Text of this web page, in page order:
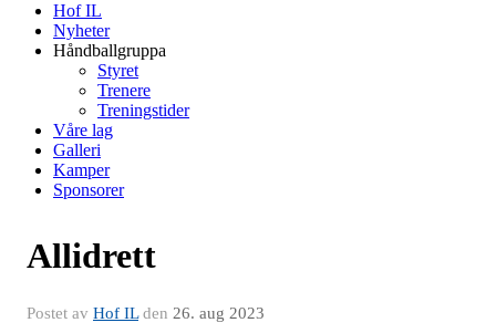
Hof IL
Nyheter
Håndballgruppa
Styret
Trenere
Treningstider
Våre lag
Galleri
Kamper
Sponsorer
Allidrett
Postet av Hof ILden 26. aug 2023